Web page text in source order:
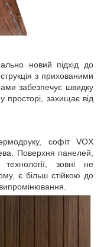
новий підхід до
з прихованими
забезпечує швидку
просторі, захищає від
софіт VOX
Поверхня панелей,
зовні не
є більш стійкою до